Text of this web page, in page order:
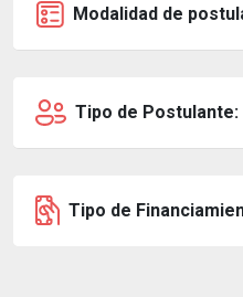
Modalidad de
Tipo de Postulante:
Tipo de